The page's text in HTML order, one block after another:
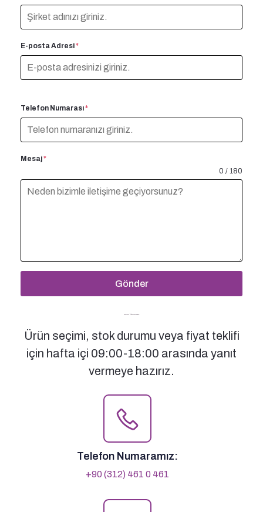
E-posta Adresi*
Telefon Numarası*
Mesaj*
0 / 180
Gönder
Bizimle İletişime Geçin
Ürün seçimi, stok durumu veya fiyat teklifi
için hafta içi 09:00-18:00 arasında yanıt
vermeye hazırız.
Telefon Numaramız:
+90 (312) 461 0 461